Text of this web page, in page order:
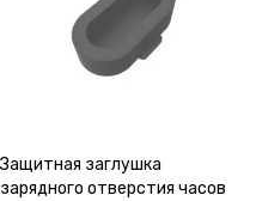
Защитная заглушка
зарядного отверстия часов